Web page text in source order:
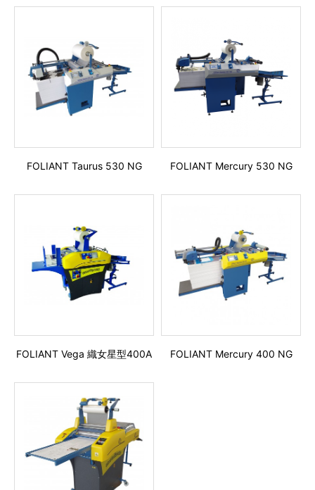
FOLIANT Taurus 530 NG FOLIANT Mercury 530 NG
FOLIANT Vega 織女星型400A FOLIANT Mercury 400 NG